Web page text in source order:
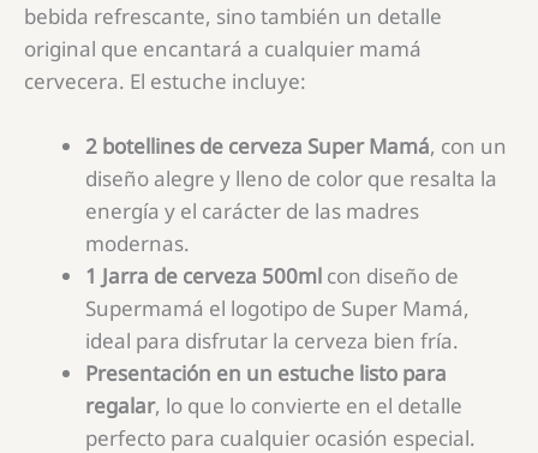
bebida refrescante, sino también un detalle
original que encantará a cualquier mamá
cervecera. El estuche incluye:
2 botellines de cerveza Super Mamá, con un
diseño alegre y lleno de color que resalta la
energía y el carácter de las madres
modernas.
1 Jarra de cerveza 500ml con diseño de
Supermamá el logotipo de Super Mamá,
ideal para disfrutar la cerveza bien fría.
Presentación en un estuche listo para
regalar, lo que lo convierte en el detalle
perfecto para cualquier ocasión especial.